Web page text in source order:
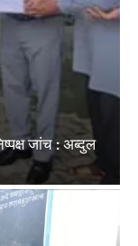
जांच : अब्दुल